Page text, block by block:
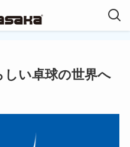
い卓球の世界へ